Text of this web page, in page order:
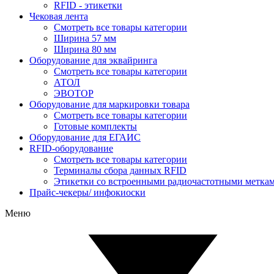
RFID - этикетки
Чековая лента
Смотреть все товары категории
Ширина 57 мм
Ширина 80 мм
Оборудование для эквайринга
Смотреть все товары категории
АТОЛ
ЭВОТОР
Оборудование для маркировки товара
Смотреть все товары категории
Готовые комплекты
Оборудование для ЕГАИС
RFID-оборудование
Смотреть все товары категории
Терминалы сбора данных RFID
Этикетки со встроенными радиочастотными
Прайс-чекеры/ инфокиоски
Меню